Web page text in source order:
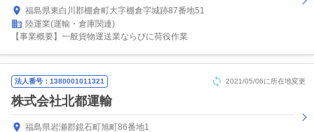
福島県東白川郡棚倉町大字棚倉字城跡87番地51
陸運業(運輸・倉庫関連)
【事業概要】一般貨物運送業ならびに荷役作業
法人番号：1380001011321 2021/05/06に所在地変更
株式会社北都運輸
福島県岩瀬郡鏡石町旭町86番地1